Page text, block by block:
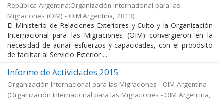
República Argentina;Organización Internacional para las
Migraciones (OIM) - OIM Argentina, 2013)
El Ministerio de Relaciones Exteriores y Culto y la Organización
Internacional para las Migraciones (OIM) convergieron en la
necesidad de aunar esfuerzos y capacidades, con el propósito
de facilitar al Servicio Exterior ...
Informe de Actividades 2015
Organización Internacional para las Migraciones - OIM Argentina
(Organización Internacional para las Migraciones - OIM Argentina,